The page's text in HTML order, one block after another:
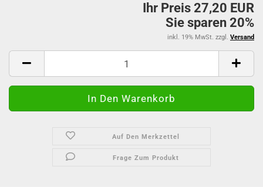
Ihr Preis 27,20 EUR
Sie sparen 20%
inkl. 19% MwSt. zzgl. Versand
Auf Den Merkzettel
Frage Zum Produkt